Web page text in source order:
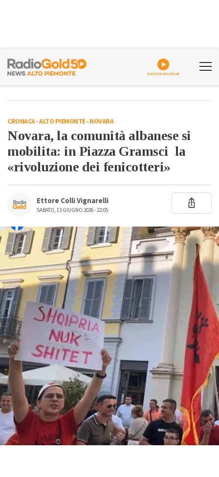
ASCOLTA GOLDPLAY
CRONACA-ALTO PIEMONTE-NOVARA
Novara, la comunità albanese si
mobilita: in Piazza Gramsci la
«rivoluzione dei fenicotteri»
Ettore Colli Vignarelli
SABATO, 13 GIUGNO 2026 - 22:05